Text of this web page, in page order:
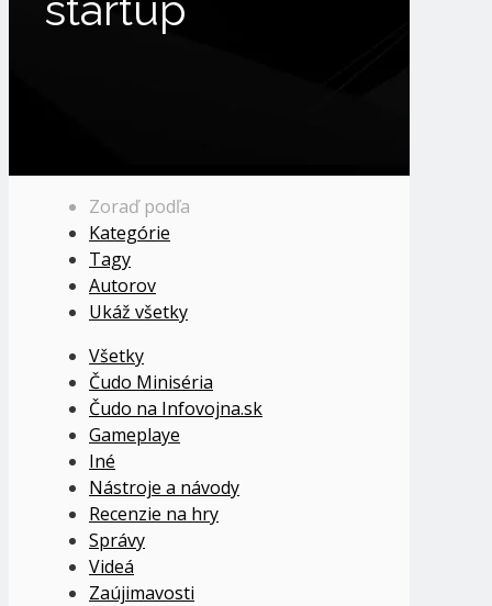
Zoraď podľa
Kategórie
Tagy
Autorov
Ukáž všetky
Všetky
Čudo Miniséria
Čudo na Infovojna.sk
Gameplaye
Iné
Nástroje a návody
Recenzie na hry
Správy
Videá
Zaújimavosti